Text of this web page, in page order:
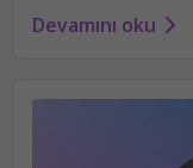
Devamını oku